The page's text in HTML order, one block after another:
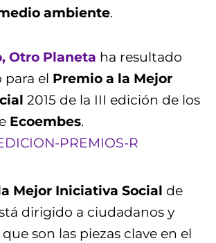
ambiente.
Otro Planeta ha resultado
para el Premio a la Mejor
2015 de la III edición de los
Ecoembes.
Mejor Iniciativa Social de
dirigido a ciudadanos y
son las piezas clave en el